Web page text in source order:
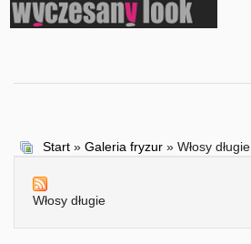
Start» Galeria fryzur» Włosy długie
Włosy długie